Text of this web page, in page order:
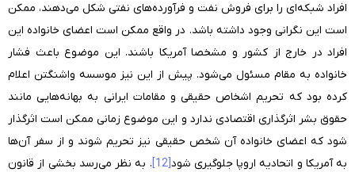
افراد شبکه‌ای را برای فروش نفت و فرآورده‌های نفتی شکل می‌دهند، ممکن
است این نگرانی وجود داشته باشد. در واقع ممکن است اعضای خانواده این
افراد در خارج از کشور و مشخصا آمریکا باشند. این موضوع باعث فشار
خانواده به مقام مسئول می‌شود. پیش از این نیز موسسه واشنگتن اعلام
کرده بود که تحریم اشخاص حقیقی و مقامات ایرانی به بهانه‌هایی مانند
حقوق بشر اثرگذاری اقتصادی ندارد و این موضوع زمانی ممکن است اثرگذار
شود که اعضای خانواده آن شخص حقیقی نیز تحریم شوند و از سفر آن‌ها
به آمریکا و اتحادیه اروپا جلوگیری شود[12]
. به نظر می‌رسد بخشی از قانون